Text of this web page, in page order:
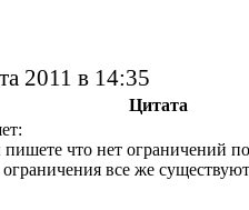
2011 в 14:35
Цитата
что нет ограничений
все же